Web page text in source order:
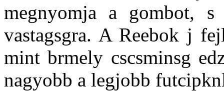
megnyomja a gombot,
vastagsgra. A Reebok j
mint brmely cscsminsg
nagyobb a legjobb